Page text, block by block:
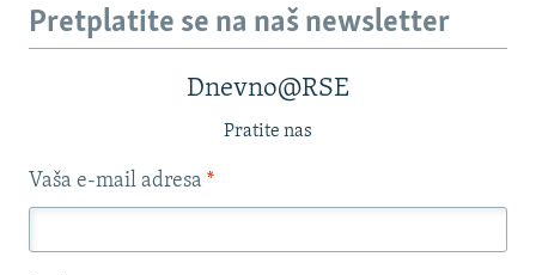
Pretplatite se na naš newsletter
Dnevno@RSE
Pratite nas
Vaša e-mail adresa *